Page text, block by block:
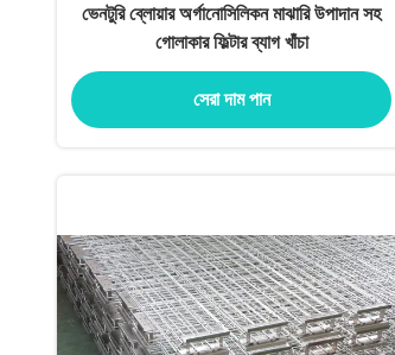
ভেনটুরি ব্লোয়ার অর্গানোসিলিকন মাঝারি উপাদান সহ
গোলাকার ফিল্টার ব্যাগ খাঁচা
সেরা দাম পান